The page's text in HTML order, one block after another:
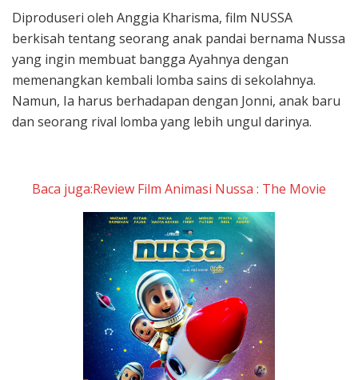
Diproduseri oleh Anggia Kharisma, film NUSSA
berkisah tentang seorang anak pandai bernama Nussa
yang ingin membuat bangga Ayahnya dengan
memenangkan kembali lomba sains di sekolahnya.
Namun, Ia harus berhadapan dengan Jonni, anak baru
dan seorang rival lomba yang lebih ungul darinya.
Baca juga:Review Film Animasi Nussa : The Movie